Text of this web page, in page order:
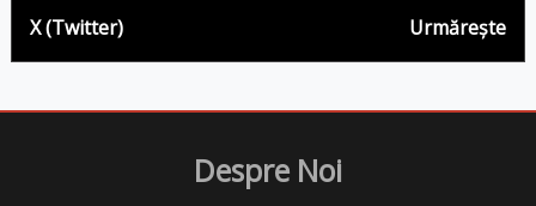
X (Twitter) Urmărește
Despre Noi